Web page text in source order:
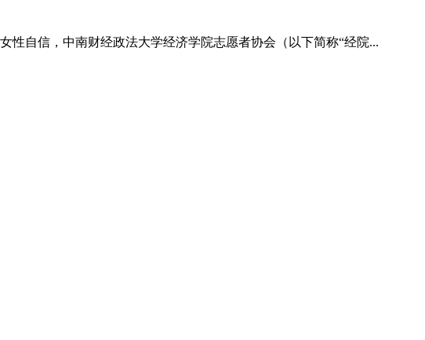
自信，中南财经政法大学经济学院志愿者协会（以下简称“经院...